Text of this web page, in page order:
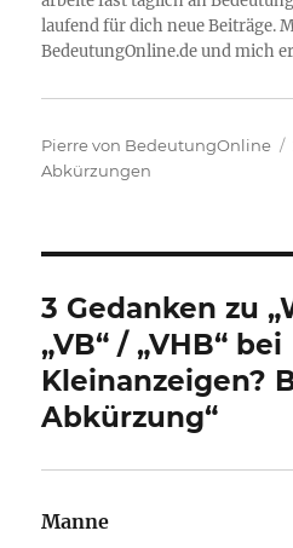
laufend für dich neue Beiträge.
BedeutungOnline.de und mich
Autor
Pierre von BedeutungOnline
Abkürzungen
3 Gedanken zu
„VB“ / „VHB“ bei
Kleinanzeigen?
Abkürzung“
Manne